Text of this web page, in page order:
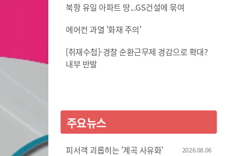
북항 유일 아파트 땅...GS건설에 묶여
에어컨 과열 '화재 주의'
[취재수첩]-경찰 순환근무제 경감으로 확대?
내부 반발
주요뉴스
피서객 괴롭히는 '계곡 사유화' 2026.08.06